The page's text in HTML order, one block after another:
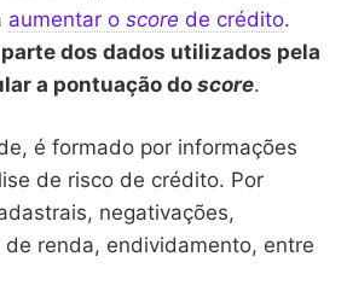
aumentar o score de crédito.
dos dados utilizados pela
a pontuação do score.
é formado por informações
de risco de crédito. Por
negativações,
renda, endividamento, entre